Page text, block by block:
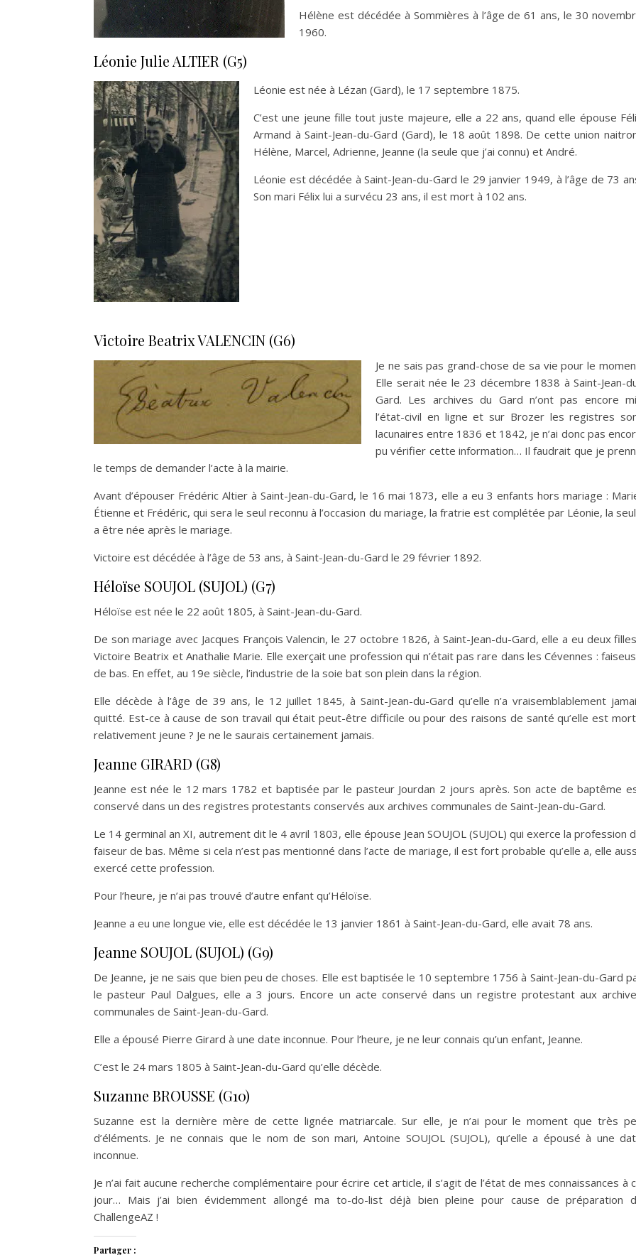
Hélène est décédée à Sommières à l’âge de 61 ans, le 30
1960.
Léonie Julie ALTIER (G5)
Léonie est née à Lézan (Gard), le 17 septembre 1875.
C’est une jeune fille tout juste majeure, elle a 22 ans, quand elle épouse
Armand à Saint-Jean-du-Gard (Gard), le 18 août 1898. De cette union
Hélène, Marcel, Adrienne, Jeanne (la seule que j’ai connu) et André.
Léonie est décédée à Saint-Jean-du-Gard le 29 janvier 1949, à l’âge de 73
Son mari Félix lui a survécu 23 ans, il est mort à 102 ans.
Victoire Beatrix VALENCIN (G6)
Je ne sais pas grand-chose de sa vie pour le
Elle serait née le 23 décembre 1838 à Saint-Jean-
Gard. Les archives du Gard n’ont pas encore
l’état-civil en ligne et sur Brozer les registres
lacunaires entre 1836 et 1842, je n’ai donc pas
pu vérifier cette information… Il faudrait que je
le temps de demander l’acte à la mairie.
Avant d’épouser Frédéric Altier à Saint-Jean-du-Gard, le 16 mai 1873, elle a eu 3 enfants hors mariage :
Étienne et Frédéric, qui sera le seul reconnu à l’occasion du mariage, la fratrie est complétée par Léonie, la
a être née après le mariage.
Victoire est décédée à l’âge de 53 ans, à Saint-Jean-du-Gard le 29 février 1892.
Héloïse SOUJOL (SUJOL) (G7)
Héloïse est née le 22 août 1805, à Saint-Jean-du-Gard.
De son mariage avec Jacques François Valencin, le 27 octobre 1826, à Saint-Jean-du-Gard, elle a eu deux
Victoire Beatrix et Anathalie Marie. Elle exerçait une profession qui n’était pas rare dans les Cévennes :
de bas. En effet, au 19e siècle, l’industrie de la soie bat son plein dans la région.
Elle décède à l’âge de 39 ans, le 12 juillet 1845, à Saint-Jean-du-Gard qu’elle n’a vraisemblablement
quitté. Est-ce à cause de son travail qui était peut-être difficile ou pour des raisons de santé qu’elle est
relativement jeune ? Je ne le saurais certainement jamais.
Jeanne GIRARD (G8)
Jeanne est née le 12 mars 1782 et baptisée par le pasteur Jourdan 2 jours après. Son acte de baptême
conservé dans un des registres protestants conservés aux archives communales de Saint-Jean-du-Gard.
Le 14 germinal an XI, autrement dit le 4 avril 1803, elle épouse Jean SOUJOL (SUJOL) qui exerce la profession
faiseur de bas. Même si cela n’est pas mentionné dans l’acte de mariage, il est fort probable qu’elle a, elle
exercé cette profession.
Pour l’heure, je n’ai pas trouvé d’autre enfant qu’Héloïse.
Jeanne a eu une longue vie, elle est décédée le 13 janvier 1861 à Saint-Jean-du-Gard, elle avait 78 ans.
Jeanne SOUJOL (SUJOL) (G9)
De Jeanne, je ne sais que bien peu de choses. Elle est baptisée le 10 septembre 1756 à Saint-Jean-du-Gard
le pasteur Paul Dalgues, elle a 3 jours. Encore un acte conservé dans un registre protestant aux
communales de Saint-Jean-du-Gard.
Elle a épousé Pierre Girard à une date inconnue. Pour l’heure, je ne leur connais qu’un enfant, Jeanne.
C’est le 24 mars 1805 à Saint-Jean-du-Gard qu’elle décède.
Suzanne BROUSSE (G10)
Suzanne est la dernière mère de cette lignée matriarcale. Sur elle, je n’ai pour le moment que très
d’éléments. Je ne connais que le nom de son mari, Antoine SOUJOL (SUJOL), qu’elle a épousé à une
inconnue.
Je n’ai fait aucune recherche complémentaire pour écrire cet article, il s’agit de l’état de mes connaissances à
jour… Mais j’ai bien évidemment allongé ma to-do-list déjà bien pleine pour cause de préparation
ChallengeAZ !
Partager :